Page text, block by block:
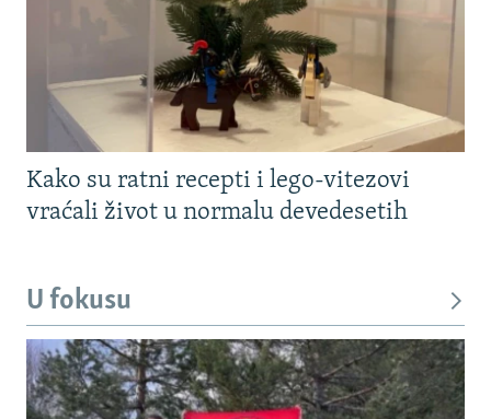
Kako su ratni recepti i lego-vitezovi
vraćali život u normalu devedesetih
U fokusu